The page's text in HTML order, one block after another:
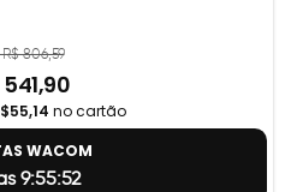
806,59
541,90
no cartão
WACOM
9:55:51